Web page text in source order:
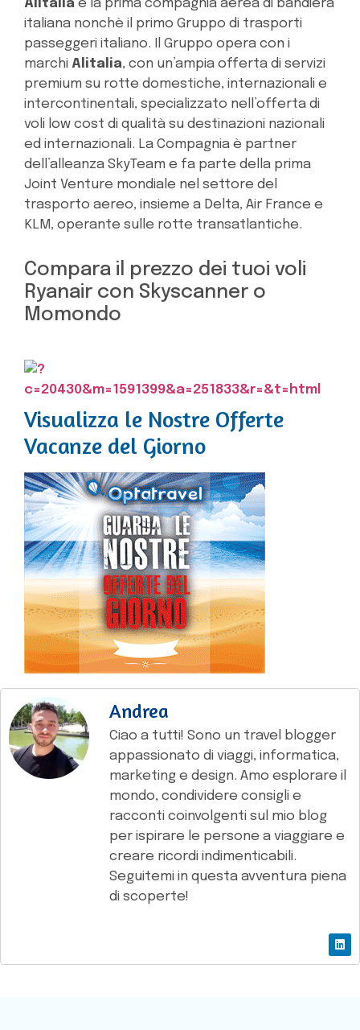
Alitalia è la prima compagnia aerea di bandiera
italiana nonchè il primo Gruppo di trasporti
passeggeri italiano. Il Gruppo opera con i
marchi Alitalia, con un’ampia offerta di servizi
premium su rotte domestiche, internazionali e
intercontinentali, specializzato nell’offerta di
voli low cost di qualità su destinazioni nazionali
ed internazionali. La Compagnia è partner
dell’alleanza SkyTeam e fa parte della prima
Joint Venture mondiale nel settore del
trasporto aereo, insieme a Delta, Air France e
KLM, operante sulle rotte transatlantiche.
Compara il prezzo dei tuoi voli
Ryanair con Skyscanner o
Momondo
Visualizza le Nostre Offerte
Vacanze del Giorno
Andrea
Ciao a tutti! Sono un travel blogger
appassionato di viaggi, informatica,
marketing e design. Amo esplorare il
mondo, condividere consigli e
racconti coinvolgenti sul mio blog
per ispirare le persone a viaggiare e
creare ricordi indimenticabili.
Seguitemi in questa avventura piena
di scoperte!